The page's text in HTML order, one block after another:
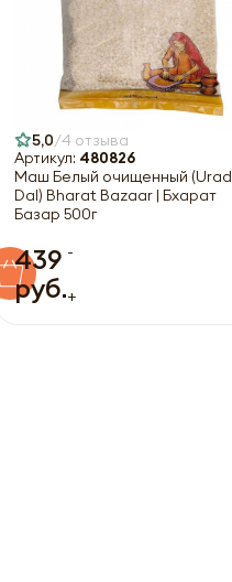
5,0 4 отзыва
Артикул: 480826
Маш Белый очищенный (Urad
Dal) Bharat Bazaar | Бхарат
Базар 500г
439
руб.
-
+